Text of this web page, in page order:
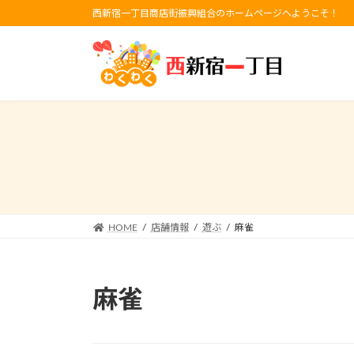
ン
ビ
西新宿一丁目商店街振興組合のホームページへようこそ！
HOME 店舗情報 遊ぶ 麻雀
麻雀